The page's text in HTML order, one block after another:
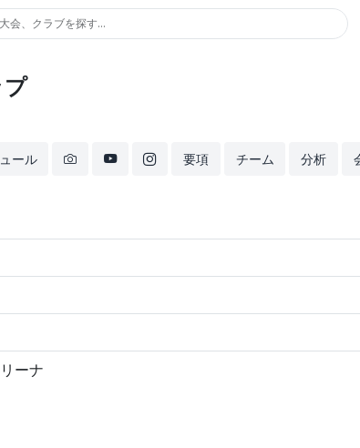
大会、クラブを探す...
ール 要項 チーム 分析
ーナ